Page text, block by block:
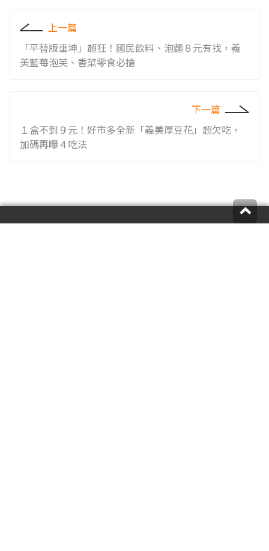
上一篇
「平替版垂坤」超狂！國民飲料、泡麵８元有找，義
美藍莓泡芙、香菜零食必搶
下一篇
１盒不到９元！好市多全新「義美厚豆花」超欠吃，
加碼再曝４吃法